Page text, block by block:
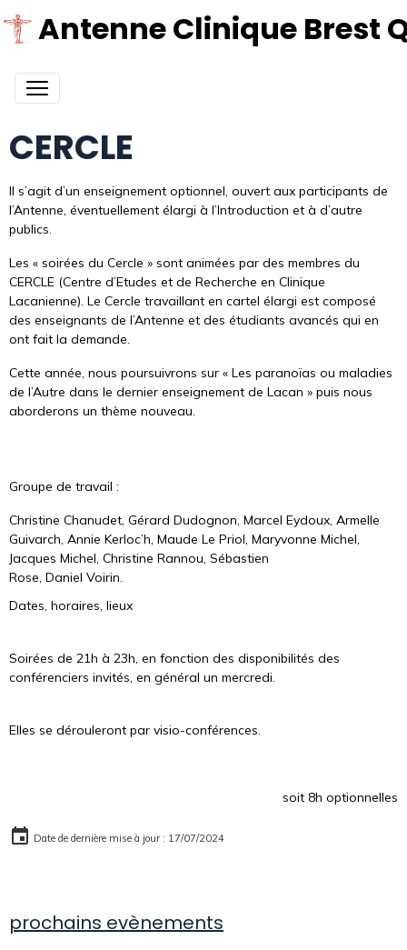
Antenne Clinique Brest
CERCLE
Il s’agit d’un enseignement optionnel, ouvert aux participants de
l’Antenne, éventuellement élargi à l’Introduction et à d’autre
publics.
Les « soirées du Cercle » sont animées par des membres du
CERCLE (Centre d’Etudes et de Recherche en Clinique
Lacanienne). Le Cercle travaillant en cartel élargi est composé
des enseignants de l’Antenne et des étudiants avancés qui en
ont fait la demande.
Cette année, nous poursuivrons sur « Les paranoïas ou maladies
de l’Autre dans le dernier enseignement de Lacan » puis nous
aborderons un thème nouveau.
Groupe de travail :
Christine Chanudet, Gérard Dudognon, Marcel Eydoux, Armelle
Guivarch, Annie Kerloc’h, Maude Le Priol, Maryvonne Michel,
Jacques Michel, Christine Rannou, Sébastien
Rose, Daniel Voirin.
Dates, horaires, lieux
Soirées de 21h à 23h, en fonction des disponibilités des
conférenciers invités, en général un mercredi.
Elles se dérouleront par visio-conférences.
soit 8h optionnelles
Date de dernière mise à jour : 17/07/2024
prochains evènements